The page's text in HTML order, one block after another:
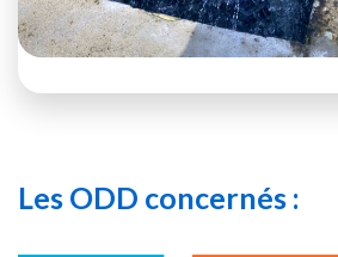
Les ODD concernés :